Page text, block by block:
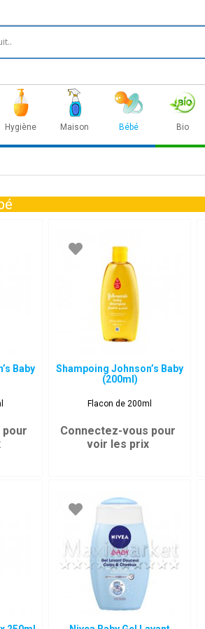
Hygiène Maison Bébé Bio
Baby
pour
Shampoing Johnson’s Baby
(200ml)
Flacon de 200ml
Connectez-vous pour
voir les prix